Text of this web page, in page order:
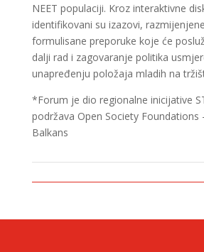
NEET populaciji. Kroz interaktivne
identifikovani su izazovi,
formulisane preporuke koje će
dalji rad i zagovaranje politika
unapređenju položaja mladih na
*Forum je dio regionalne inicijative
podržava Open Society Foundations
Balkans